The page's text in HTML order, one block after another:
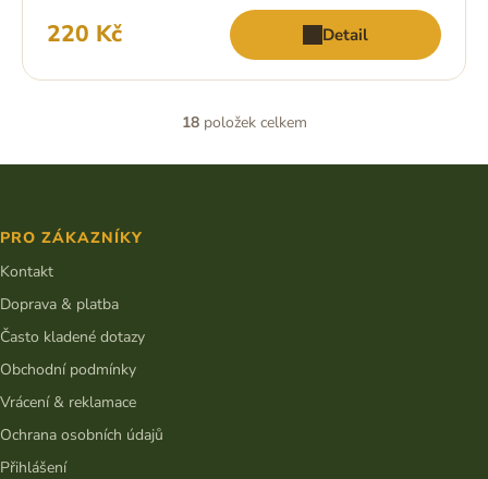
220 Kč Detail
O
l
18položek celkem
a
t
í
PRO ZÁKAZNÍKY
Kontakt
Doprava & platba
Často kladené dotazy
Obchodní podmínky
Vrácení & reklamace
Ochrana osobních údajů
Přihlášení